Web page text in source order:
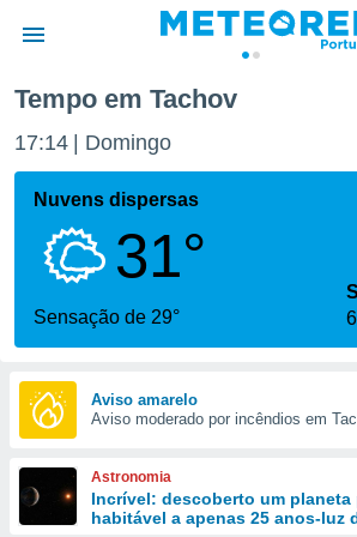
da
foi
fornecidas
a este
das
e
forma
digital
Tempo em Tachov
17:14 Domingo
Nuvens dispersas
31°
Sensação de 29°
6
Aviso amarelo
Aviso moderado por incêndios em
Astronomia
Incrível: descoberto um
habitável a apenas 25 anos-luz